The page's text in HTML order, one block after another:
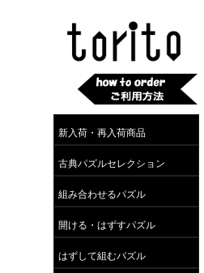
新入荷・再入荷商品
古典パズルセレクション
組み合わせるパズル
開ける・はずすパズル
はずして組むパズル